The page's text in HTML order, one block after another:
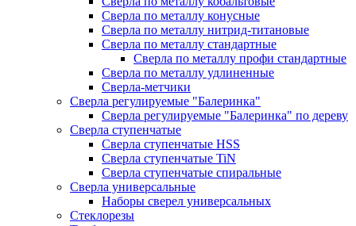
Сверла по металлу конусные
Сверла по металлу нитрид-титановые
Сверла по металлу стандартные
Сверла по металлу профи стандартные
Сверла по металлу удлиненные
Сверла-метчики
Сверла регулируемые "Балеринка"
Сверла регулируемые "Балеринка" по дереву
Сверла ступенчатые
Сверла ступенчатые HSS
Сверла ступенчатые TiN
Сверла ступенчатые спиральные
Сверла универсальные
Наборы сверел универсальных
Стеклорезы